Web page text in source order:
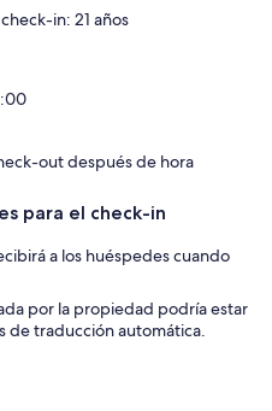
in: 21 años
out después de hora
para el check-in
a los huéspedes cuando
por la propiedad podría estar
de traducción automática.